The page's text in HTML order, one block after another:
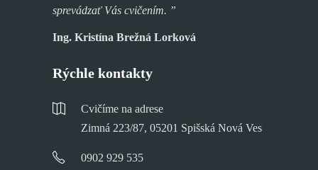
sprevádzať Vás cvičením. ”
Ing. Kristína Brežná Lorková
Rýchle kontakty
Cvičíme na adrese
Zimná 223/87, 05201 Spišská Nová Ves
0902 929 535